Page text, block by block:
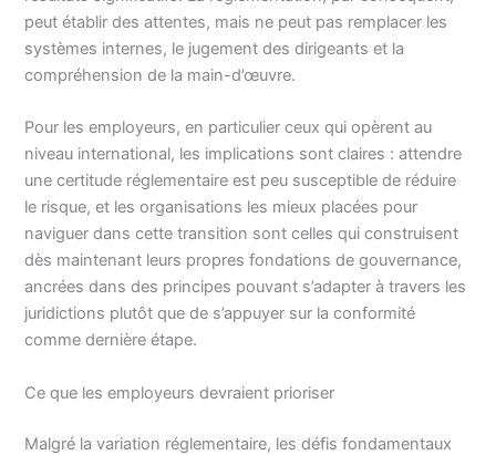
peut établir des attentes, mais ne peut pas remplacer les
systèmes internes, le jugement des dirigeants et la
compréhension de la main-d’œuvre.
Pour les employeurs, en particulier ceux qui opèrent au
niveau international, les implications sont claires : attendre
une certitude réglementaire est peu susceptible de réduire
le risque, et les organisations les mieux placées pour
naviguer dans cette transition sont celles qui construisent
dès maintenant leurs propres fondations de gouvernance,
ancrées dans des principes pouvant s’adapter à travers les
juridictions plutôt que de s’appuyer sur la conformité
comme dernière étape.
Ce que les employeurs devraient prioriser
Malgré la variation réglementaire, les défis fondamentaux